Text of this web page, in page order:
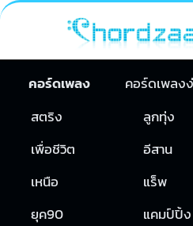
คอร์ดเพลง คอร์ดเพลง
สตริง
ลูกทุ่ง
เพื่อชีวิต
อีสาน
เหนือ
แร็พ
ยุค90
แคมป์ปิ้ง